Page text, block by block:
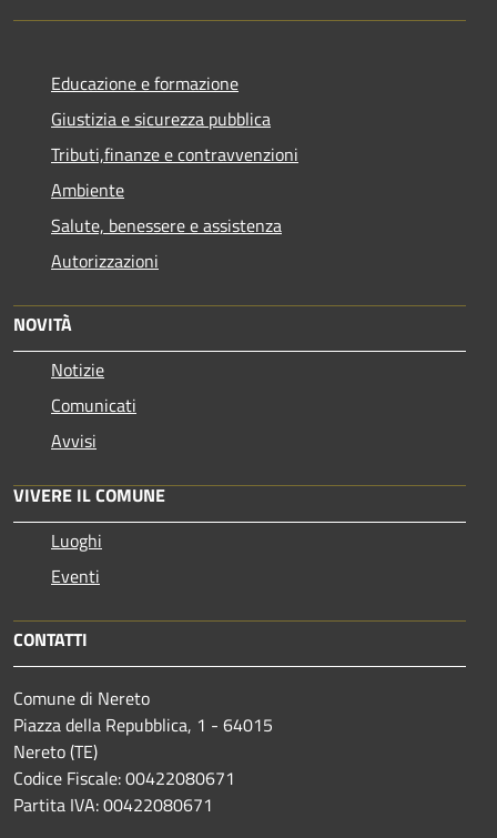
Educazione e formazione
Giustizia e sicurezza pubblica
Tributi,finanze e contravvenzioni
Ambiente
Salute, benessere e assistenza
Autorizzazioni
NOVITÀ
Notizie
Comunicati
Avvisi
VIVERE IL COMUNE
Luoghi
Eventi
CONTATTI
Comune di Nereto
Piazza della Repubblica, 1 - 64015
Nereto (TE)
Codice Fiscale: 00422080671
Partita IVA: 00422080671